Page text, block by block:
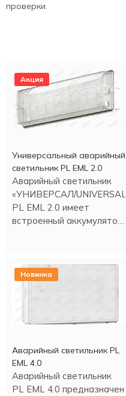
проверки.
Акция
Универсальный аварийный
светильник PL EML 2.0
Аварийный светильник
«УНИВЕРСАЛ/UNIVERSAL»
PL EML 2.0 имеет
встроенный аккумулятор.
Новинка
Аварийный светильник PL
EML 4.0
Аварийный светильник
PL EML 4.0 предназначен